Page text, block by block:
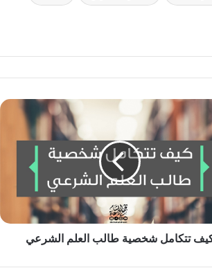
تتكامل شخصية طالب العلم الشرعي